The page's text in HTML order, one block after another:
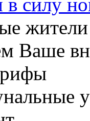
в силу
Ваше